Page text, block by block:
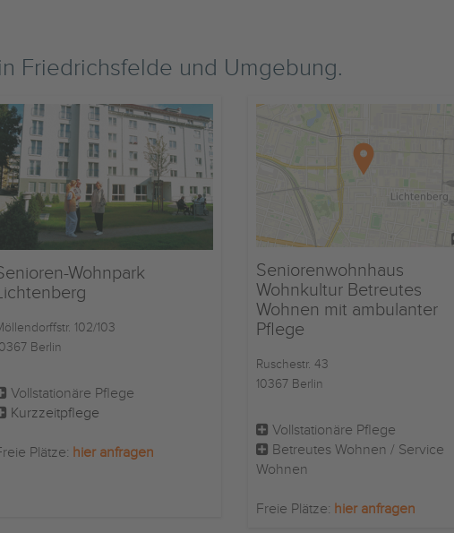
Friedrichsfelde und Umgebung.
Wohnpark
102/103
Berlin
Vollstationäre Pflege
Kurzzeitpflege
Plätze: hier anfragen
Seniorenwohnhaus
Wohnkultur Betreutes
Wohnen mit ambulanter
Pflege
Ruschestr. 43
10367 Berlin
Vollstationäre Pflege
Betreutes Wohnen / Service
Wohnen
Freie Plätze: hier anfragen